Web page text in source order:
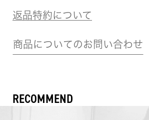
返品特約について
商品についてのお問い合わせ
RECOMMEND